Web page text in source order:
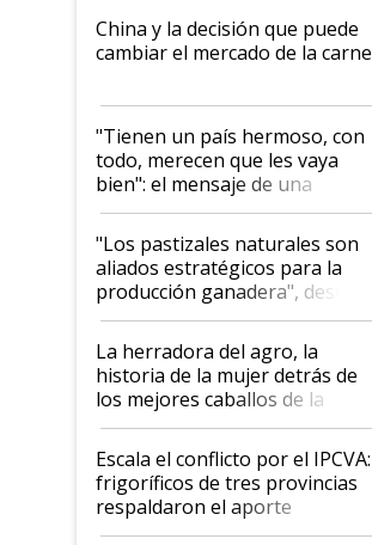
China y la decisión que puede
cambiar el mercado de la carne
"Tienen un país hermoso, con
todo, merecen que les vaya
bien": el mensaje de una
ganadera uruguaya sobre las
oportunidades que se abren
para el agro en Argentina, con
foco en la carne
"Los pastizales naturales son
aliados estratégicos para la
producción ganadera", destaca
la iniciativa que ya reúne a 46
establecimientos en Argentina
La herradora del agro, la
historia de la mujer detrás de
los mejores caballos de la
Argentina y los mitos que
todavía hacen sufrir a estos
animales: "Mientras me
descalificaban, yo seguí
haciendo currículum"
Escala el conflicto por el IPCVA:
frigoríficos de tres provincias
respaldaron el aporte
obligatorio